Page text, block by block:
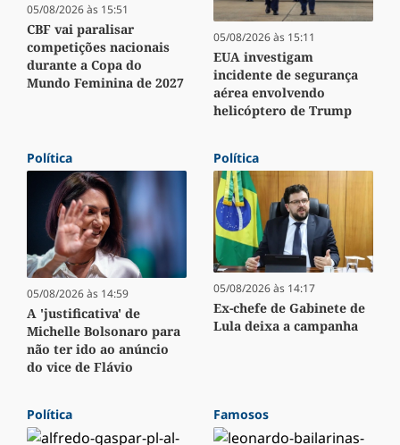
05/08/2026 às 15:51
CBF vai paralisar
competições nacionais
durante a Copa do
Mundo Feminina de 2027
05/08/2026 às 15:11
EUA investigam
incidente de segurança
aérea envolvendo
helicóptero de Trump
Política
05/08/2026 às 14:59
A 'justificativa' de
Michelle Bolsonaro para
não ter ido ao anúncio
do vice de Flávio
Política
05/08/2026 às 14:17
Ex-chefe de Gabinete de
Lula deixa a campanha
Política Famosos